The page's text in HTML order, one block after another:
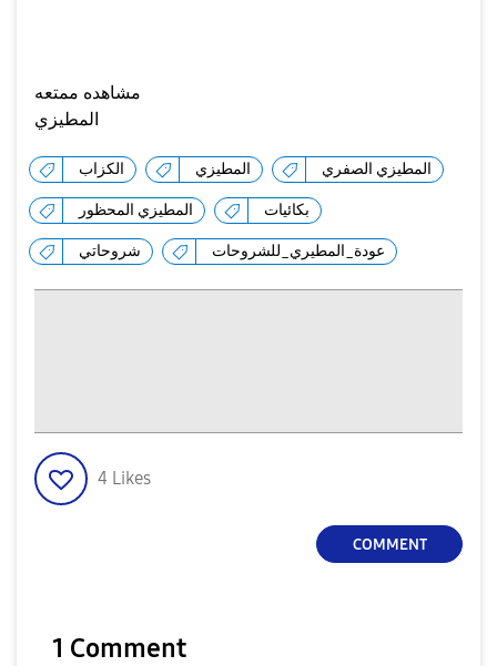
مشاهده ممتعه
المطيزي
الكزاب المطيزي المطيزي الصفري
المطيزي المحظور بكائيات
شروحاتي عودة_المطيري_للشروحات
4 Likes
COMMENT
1 Comment